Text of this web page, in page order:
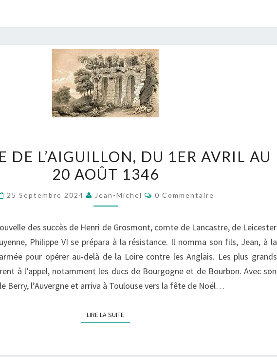
SIÈGE
DE
DU
AVRIL
AU
20
AOÛT
1346
DE L’AIGUILLON, DU 1ER AVRIL AU
20 AOÛT 1346
25 Septembre 2024 Jean-Michel Commentaires
0 Commentaire
des succès de Henri de Grosmont, comte de Lancastre, de Leicester
Philippe VI se prépara à la résistance. Il nomma son fils, Jean, à la
pour opérer au-delà de la Loire contre les Anglais. Les plus grands
à l’appel, notamment les ducs de Bourgogne et de Bourbon. Avec son
Berry, l’Auvergne et arriva à Toulouse vers la fête de Noël…
LIRE LA SUITELIRE LA SUITE